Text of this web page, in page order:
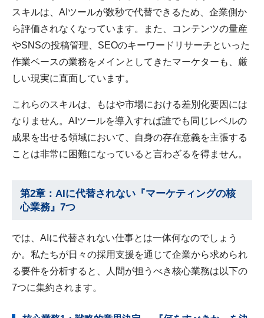
スキルは、AIツールが数秒で代替できるため、企業側か
ら評価されなくなっています。また、コンテンツの量産
やSNSの投稿管理、SEOのキーワードリサーチといった
作業ベースの業務をメインとしてきたマーケターも、厳
しい現実に直面しています。
これらのスキルは、もはや市場における差別化要因には
なりません。AIツールを導入すれば誰でも同じレベルの
成果を出せる領域において、自身の存在意義を主張する
ことは非常に困難になっていると言わざるを得ません。
第2章：AIに代替されない『マーケティングの核
心業務』7つ
では、AIに代替されない仕事とは一体何なのでしょう
か。私たちが日々の採用支援を通じて企業から求められ
る要件を分析すると、人間が担うべき核心業務は以下の
7つに集約されます。